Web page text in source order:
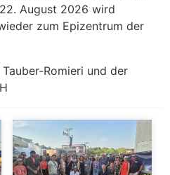
August 2026 wird
zum Epizentrum der
Romieri und der